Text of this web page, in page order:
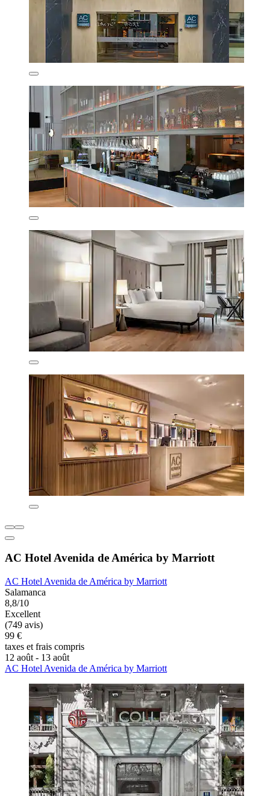
AC Hotel Avenida de América by Marriott
AC Hotel Avenida de América by Marriott
Salamanca
8,8/10
Excellent
(749 avis)
99 €
taxes et frais compris
12 août - 13 août
AC Hotel Avenida de América by Marriott